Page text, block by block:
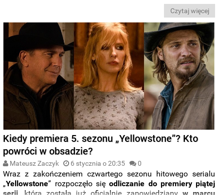
główną rolę.
Czytaj więcej
Kiedy premiera 5. sezonu „Yellowstone”? Kto
powróci w obsadzie?
Mateusz Zaczyk 6 stycznia o 20:35 0
Wraz z zakończeniem czwartego sezonu hitowego serialu
„Yellowstone” rozpoczęło sięodliczanie do premiery piątej
serii, która została już oficjalnie zapowiedziany w marcu